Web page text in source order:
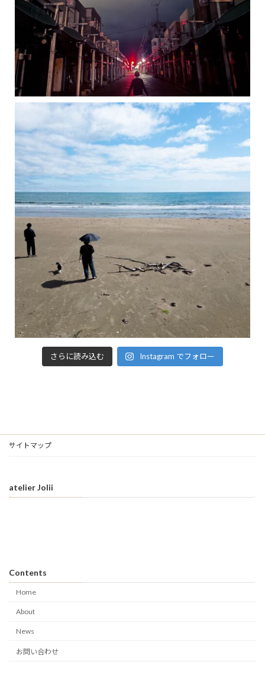
さらに読み込む Instagram でフォロー
サイトマップ
atelier Jolii
Contents
Home
About
News
お問い合わせ